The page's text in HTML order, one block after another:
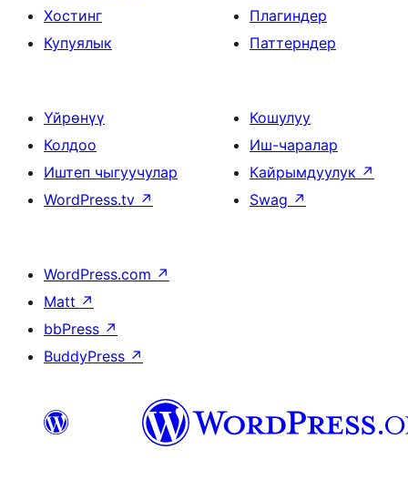
Хостинг
Купуялык
Плагиндер
Паттерндер
Үйрөнүү
Колдоо
Иштеп чыгуучулар
WordPress.tv ↗
Кошулуу
Иш-чаралар
Кайрымдуулук ↗
Swag ↗
WordPress.com ↗
Matt ↗
bbPress ↗
BuddyPress ↗